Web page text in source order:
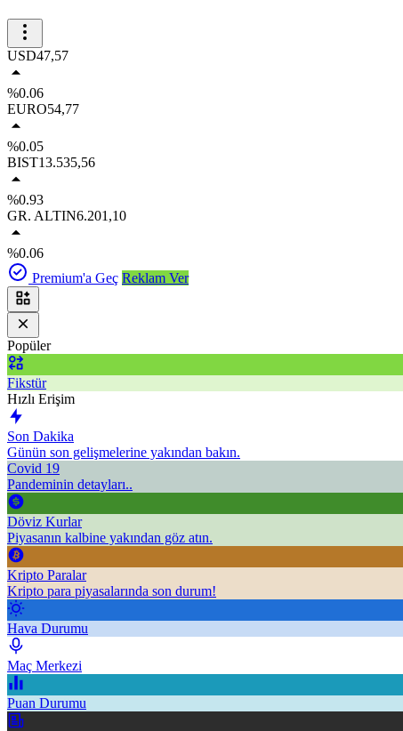
USD47,57
%0.06
EURO54,77
%0.05
BIST13.535,56
%0.93
GR. ALTIN6.201,10
%0.06
Premium'a Geç Reklam Ver
Popüler
Fikstür
Hızlı Erişim
Son Dakika
Günün son gelişmelerine yakından bakın.
Covid 19
Pandeminin detayları..
Döviz Kurlar
Piyasanın kalbine yakından göz atın.
Kripto Paralar
Kripto para piyasalarında son durum!
Hava Durumu
Maç Merkezi
Puan Durumu